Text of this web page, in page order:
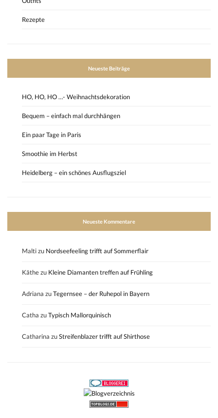
Rezepte
Neueste Beiträge
HO, HO, HO …- Weihnachtsdekoration
Bequem – einfach mal durchhängen
Ein paar Tage in Paris
Smoothie im Herbst
Heidelberg – ein schönes Ausflugsziel
Neueste Kommentare
Maltizu Nordseefeeling trifft auf Sommerflair
Käthezu Kleine Diamanten treffen auf Frühling
Adriana zuTegernsee – der Ruhepol in Bayern
Catha zuTypisch Mallorquinisch
Catharina zuStreifenblazer trifft auf Shirthose